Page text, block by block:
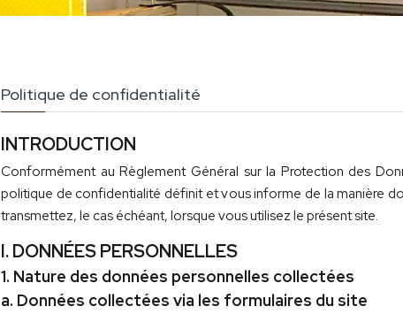
Politique de confidentialité
INTRODUCTION
Conformément au Règlement Général sur la Protection des
politique de confidentialité définit et vous informe de la manière
transmettez, le cas échéant, lorsque vous utilisez le présent site.
I. DONNÉES PERSONNELLES
1. Nature des données personnelles collectées
a. Données collectées via les formulaires du site